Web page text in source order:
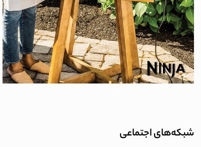
شبکه‌های اجتماعی